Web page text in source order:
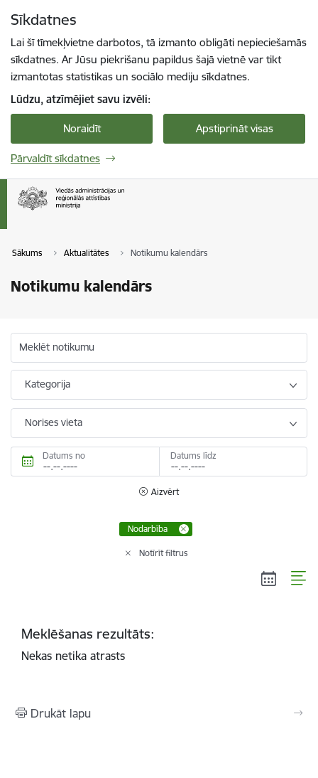
Sīkdatnes
Lai šī tīmekļvietne darbotos, tā izmanto obligāti nepieciešamās
sīkdatnes. Ar Jūsu piekrišanu papildus šajā vietnē var tikt
izmantotas statistikas un sociālo mediju sīkdatnes.
Lūdzu, atzīmējiet savu izvēli:
Noraidīt Apstiprināt visas
Pārvaldīt sīkdatnes
Sākums Aktualitātes Notikumu kalendārs
Notikumu kalendārs
Meklēt notikumu
Kategorija
Norises vieta
Datums no Datums līdz
Aizvērt
Nodarbība
Notīrīt filtrus
Meklēšanas rezultāts:
Nekas netika atrasts
Drukāt lapu